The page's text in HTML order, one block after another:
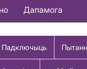
Дапамога
Падключыць